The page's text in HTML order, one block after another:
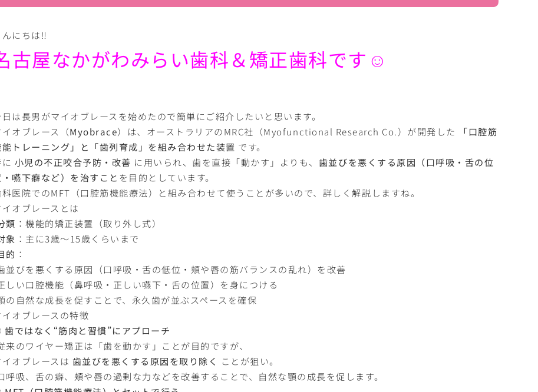
んにちは‼︎
古屋なかがわみらい歯科＆矯正歯科です☺︎
は長男がマイオブレースを始めたので簡単にご紹介したいと思います。
イオブレース（Myobrace）は、オーストラリアのMRC社（Myofunctional Research Co.）が開発した
「口腔筋
トレーニング」と「歯列育成」を組み合わせた装置 です。
小児の不正咬合予防・改善 に用いられ、歯を直接「動かす」よりも、 歯並びを悪くする原因（口呼吸・舌の位
・嚥下癖など）を治すこと を目的としています。
科医院でのMFT（口腔筋機能療法）と組み合わせて使うことが多いので、詳しく解説しますね。
イオブレースとは
類 ：機能的矯正装置（取り外し式）
象 ：主に3歳〜15歳くらいまで
的 ：
並びを悪くする原因（口呼吸・舌の低位・頬や唇の筋バランスの乱れ）を改善
しい口腔機能（鼻呼吸・正しい嚥下・舌の位置）を身につける
の自然な成長を促すことで、永久歯が並ぶスペースを確保
イオブレースの特徴
歯ではなく“筋肉と習慣”にアプローチ
来のワイヤー矯正は「歯を動かす」ことが目的ですが、
イオブレースは 歯並びを悪くする原因を取り除く ことが狙い。
呼吸、舌の癖、頬や唇の過剰な力などを改善することで、自然な顎の成長を促します。